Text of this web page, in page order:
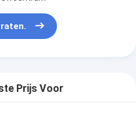
Prijs Voor